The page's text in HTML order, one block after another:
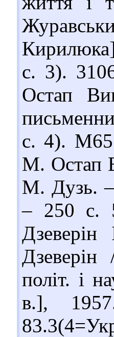
с. 3).
Остап
с. 4).
М. Остап
М. Дузь.
– 250 с.
політ. і
в.],